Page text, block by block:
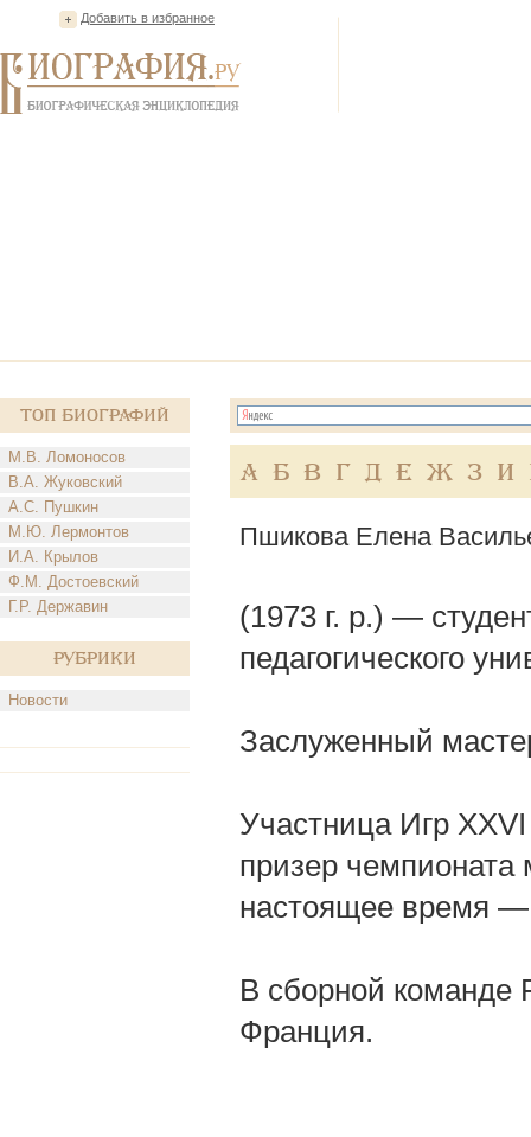
Добавить в избранное
Топ Биографий
М.В. Ломоносов
В.А. Жуковский
А.С. Пушкин
М.Ю. Лермонтов
И.А. Крылов
Ф.М. Достоевский
Г.Р. Державин
Рубрики
Новости
А Б В Г Д Е Ж З И
Пшикова Елена
(1973 г. р.) —
педагогического
Заслуженный
Участница Игр
призер
настоящее время —
В сборной команде
Франция.